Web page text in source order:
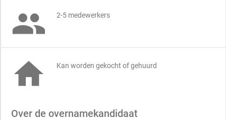
 2-5 medewerkers
 Kan worden gekocht of gehuurd
Over de overnamekandidaat